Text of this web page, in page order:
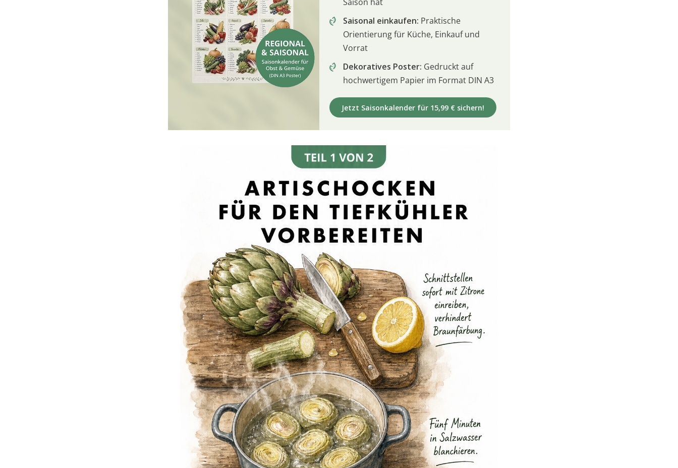
Saisonal einkaufen: Praktische
Orientierung für Küche, Einkauf und
Vorrat
Dekoratives Poster: Gedruckt auf
hochwertigem Papier im Format DIN A3
Jetzt Saisonkalender für 15,99 € sichern!